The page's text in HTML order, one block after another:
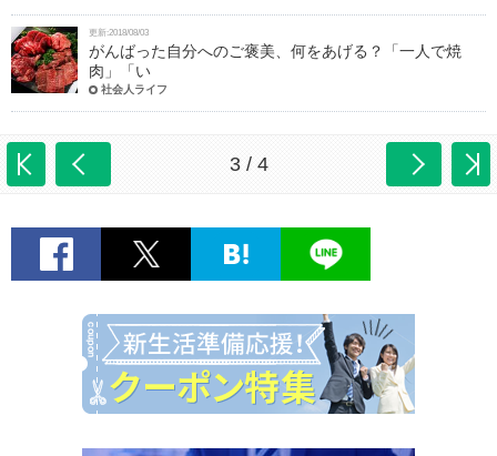
更新:2018/08/03
がんばった自分へのご褒美、何をあげる？「一人で焼
肉」「い
社会人ライフ
3 / 4